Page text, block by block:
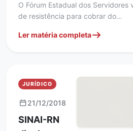
O Fórum Estadual dos Servidores
de resistência para cobrar do…
Ler matéria completa
JURÍDICO
21/12/2018
SINAI-RN